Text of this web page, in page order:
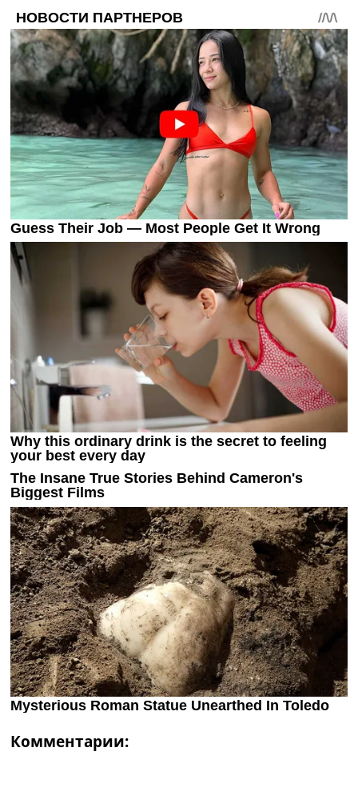
Англия. Премьер Лига
Испания. Ла Лига
Другие Турниры >>>
Таблицы
Таблицы групп Чемпионата Мира
Украина. Премьер-Лига
Украина. Первая Лига
Лига Чемпионов. Таблицы групп
Англия. Премьер-Лига
Испания. Ла Лига
Все таблицы >>>
Рейтинги
Рейтинг стран УЕФА
Рейтинг клубов УЕФА
Рейтинг ФИФА
Комментарии: